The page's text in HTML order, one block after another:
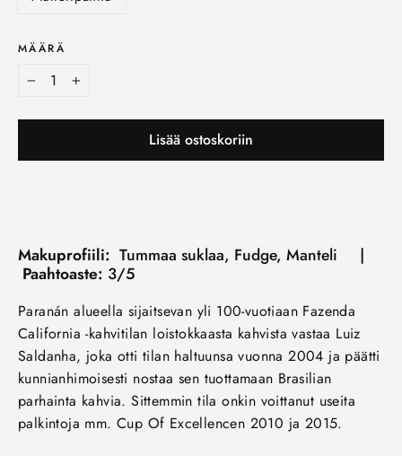
MÄÄRÄ
+
Lisää ostoskoriin
Makuprofiili: Tummaa suklaa, Fudge, Manteli |
Paahtoaste: 3/5
Paranán alueella sijaitsevan yli 100-vuotiaan Fazenda
California -kahvitilan loistokkaasta kahvista vastaa Luiz
Saldanha, joka otti tilan haltuunsa vuonna 2004 ja päätti
kunnianhimoisesti nostaa sen tuottamaan Brasilian
parhainta kahvia. Sittemmin tila onkin voittanut useita
palkintoja mm. Cup Of Excellencen 2010 ja 2015.